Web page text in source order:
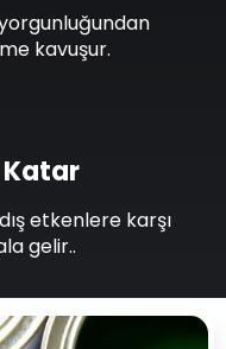
Katar
etkenlere karşı
gelir..
kavuşur.